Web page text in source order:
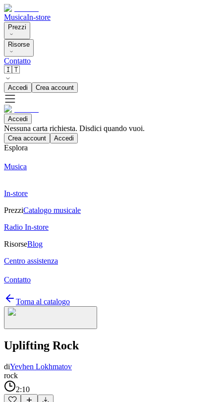
MusicaIn-store
Prezzi
Risorse
Contatto
🇮🇹
Accedi Crea account
Accedi
Nessuna carta richiesta. Disdici quando vuoi.
Crea account Accedi
Esplora
Musica
In-store
PrezziCatalogo musicale
Radio In-store
RisorseBlog
Centro assistenza
Contatto
Torna al catalogo
Uplifting Rock
diYevhen Lokhmatov
rock
2:10